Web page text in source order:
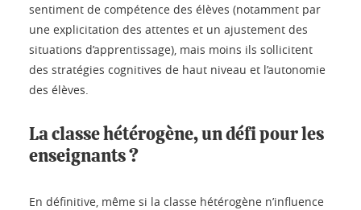
sentiment de compétence des élèves (notamment par
une explicitation des attentes et un ajustement des
situations d’apprentissage), mais moins ils sollicitent
des stratégies cognitives de haut niveau et l’autonomie
des élèves.
La classe hétérogène, un défi pour les
enseignants ?
En définitive, même si la classe hétérogène n’influence